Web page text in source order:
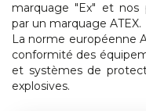
marquage "Ex" et nos
par un marquage ATEX.
La norme européenne
conformité des
et systèmes de
explosives.